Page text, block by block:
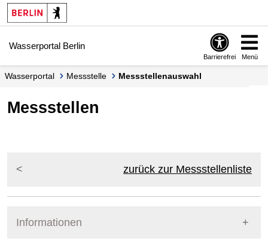
Springe zur Navigation
Springe zum Inhalt
Wasserportal Berlin
Barrierefrei Menü
Wasserportal Messstelle Messstellenauswahl
Messstellen
zurück zur Messstellenliste
Informationen